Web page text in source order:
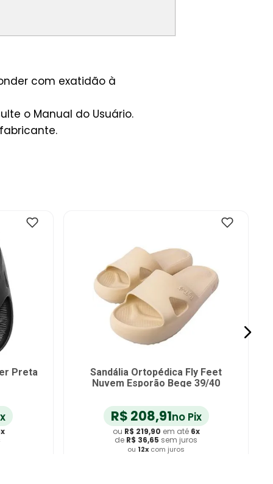
com exatidão à
o Manual do Usuário.
Preta
x
Sandália Ortopédica Fly Feet
Nuvem Esporão Bege 39/40
R$ 208,91no Pix
ou R$ 219,90 em até 6x
de R$ 36,65 sem juros
ou 12x com juros